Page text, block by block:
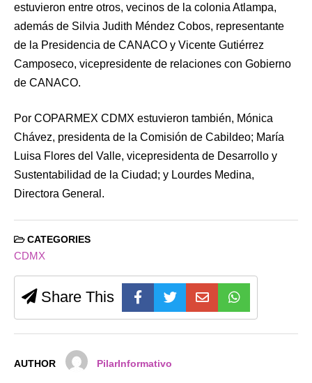
estuvieron entre otros, vecinos de la colonia Atlampa,
además de Silvia Judith Méndez Cobos, representante
de la Presidencia de CANACO y Vicente Gutiérrez
Camposeco, vicepresidente de relaciones con Gobierno
de CANACO.
Por COPARMEX CDMX estuvieron también, Mónica
Chávez, presidenta de la Comisión de Cabildeo; María
Luisa Flores del Valle, vicepresidenta de Desarrollo y
Sustentabilidad de la Ciudad; y Lourdes Medina,
Directora General.
CATEGORIES
CDMX
Share This
AUTHOR PilarInformativo